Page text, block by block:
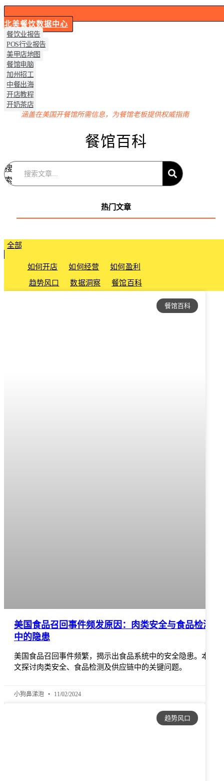
北美餐饮数据中心
餐饮业报告
POS行业报告
美甲店地图
餐馆电脑
加州招工
中餐出海
开店教程
开奶茶店
涵盖在美国开餐馆所需信息，为餐馆老板提供权威指南
餐馆百科
搜
索
热门文章
全部
如何开店 如何经营
如何盈利
趋势风口
数据洞察 餐馆百科
餐馆百科
美国食品召回事件频发原因：肉类安全与食品检测
中的隐患
美国食品召回事件频繁，揭示出食品系统中的安全隐患。本
文探讨肉类安全、食品检测及供应链中的关键问题。
小狗鼻涕泡 11/02/2024
趋势风口